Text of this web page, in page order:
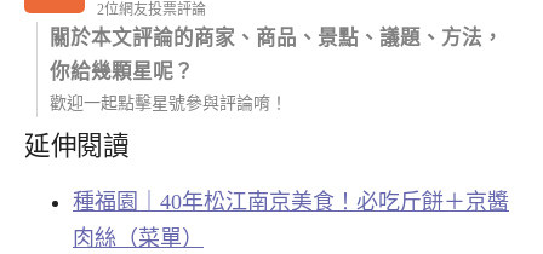
2位網友投票評論
關於本文評論的商家、商品、景點、議題、方法，
你給幾顆星呢？
歡迎一起點擊星號參與評論唷！
延伸閱讀
種福園｜40年松江南京美食！必吃斤餅＋京醬
肉絲（菜單）